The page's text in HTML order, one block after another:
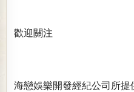
歡迎關注
海戀娛樂開發經紀公司所提